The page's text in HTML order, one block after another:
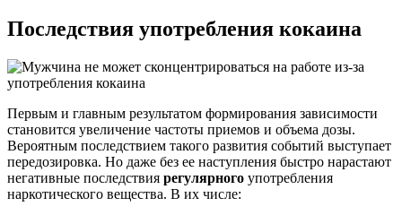
Последствия употребления кокаина
Первым и главным результатом формирования зависимости
становится увеличение частоты приемов и объема дозы.
Вероятным последствием такого развития событий выступает
передозировка. Но даже без ее наступления быстро нарастают
негативные последствия регулярного употребления
наркотического вещества. В их числе: